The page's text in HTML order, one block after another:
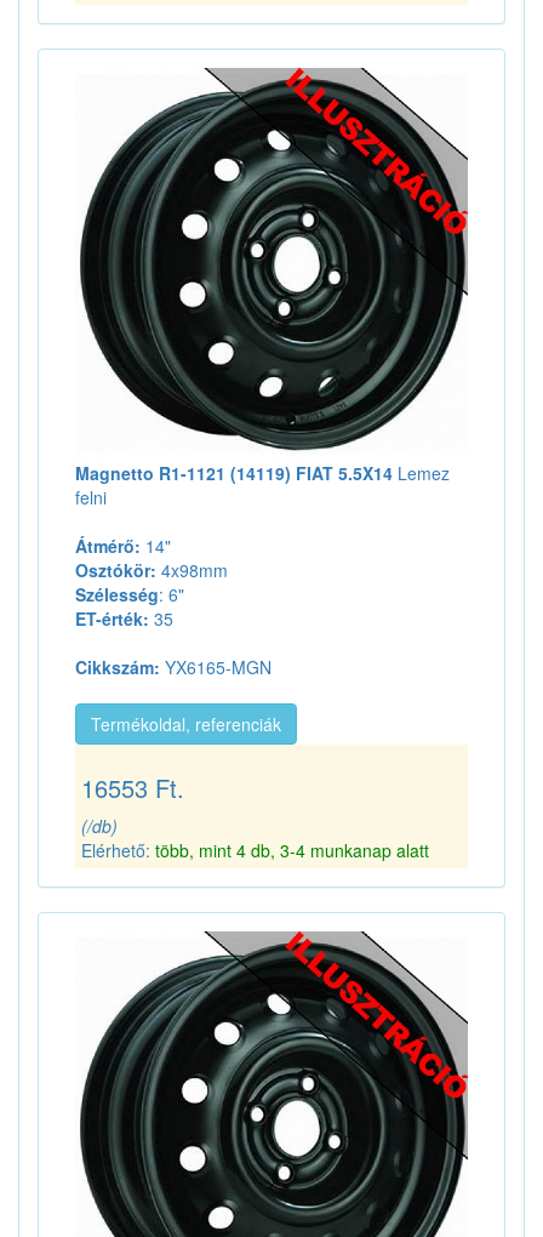
Magnetto R1-1121 (14119) FIAT 5.5X14 Lemez
felni
Átmérő: 14"
Osztókör: 4x98mm
Szélesség: 6"
ET-érték: 35
Cikkszám: YX6165-MGN
Termékoldal, referenciák
16553 Ft.
(/db)
Elérhető: több, mint 4 db, 3-4 munkanap alatt